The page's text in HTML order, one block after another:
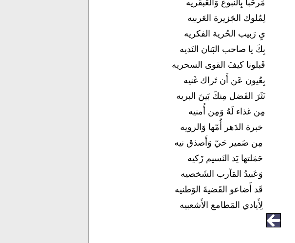
مَرحَباً بِالنبوغ وَالعَبقَريه
لِمُلوك الجَزيرة العَربيه
يِ رَبيب الحُرية الفكريه
بِكَ يا صاحب البَنان النَديه
فَبلونا كيفَ القوى السحريه
بِعُيون عَن أَن تَراك غَنيه
نَثَرَ الفَضل مِنكَ بَينَ البريه
مِن غذاء لَهُ وَمِن أُمنيه
خبرة الدَهر أُمّها وَالرويه
مِن ضَمير حَيّ وَأَصدَق نيه
حَمَلتها يَد النَسيم زَكيه
وَعَبيدُ المَآرب الشَخصيه
قَد أَضاعو القَضيةَ الوَطنيه
لِأَيادي المَطامع الأَشعبيه